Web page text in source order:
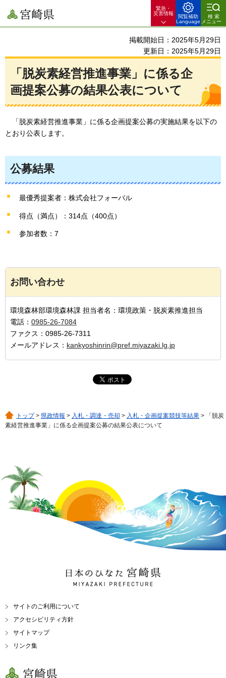
宮崎県
緊急・
災害情報
閲覧補助
Language
検索
メニュー
掲載開始日：2025年5月29日
更新日：2025年5月29日
「脱炭素経営推進事業」に係る企
画提案公募の結果公表について
「脱炭素経営推進事業」に係る企画提案公募の実施結果を以下の
とおり公表します。
公募結果
最優秀提案者：株式会社フォーバル
得点（満点）：314点（400点）
参加者数：7
お問い合わせ
環境森林部環境森林課 担当者名：環境政策・脱炭素推進担当
電話： 0985-26-7084
ファクス：0985-26-7311
メールアドレス： kankyoshinrin@pref.miyazaki.lg.jp
トップ> 県政情報 > 入札・調達・売却 > 入札・企画提案競技等結果 > 「脱炭
素経営推進事業」に係る企画提案公募の結果公表について
日本のひなた 宮崎県
MIYAZAKI PREFECTURE
サイトのご利用について
アクセシビリティ方針
サイトマップ
リンク集
宮崎県